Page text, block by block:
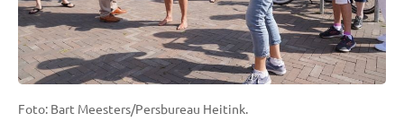
Foto: Bart Meesters/Persbureau Heitink.